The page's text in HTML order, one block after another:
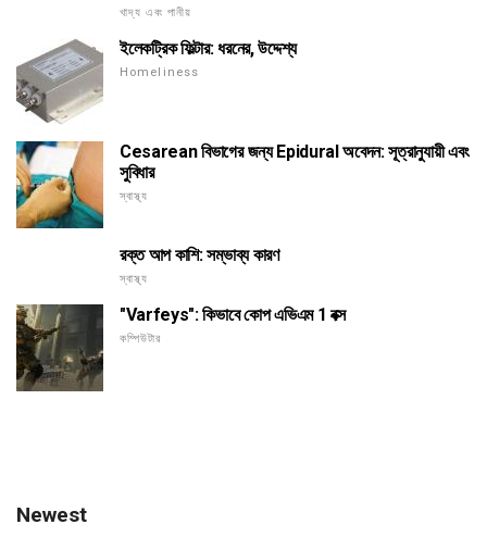
খাদ্য এবং পানীয়
ইলেকট্রিক ফিল্টার: ধরনের, উদ্দেশ্য
Homeliness
Cesarean বিভাগের জন্য Epidural অবেদন: সূত্রানুযায়ী এবং
সুবিধার
স্বাস্থ্য
রক্ত আপ কাশি: সম্ভাব্য কারণ
স্বাস্থ্য
"Varfeys": কিভাবে কোপ এভিএম 1 বক্স
কম্পিউটার
Newest